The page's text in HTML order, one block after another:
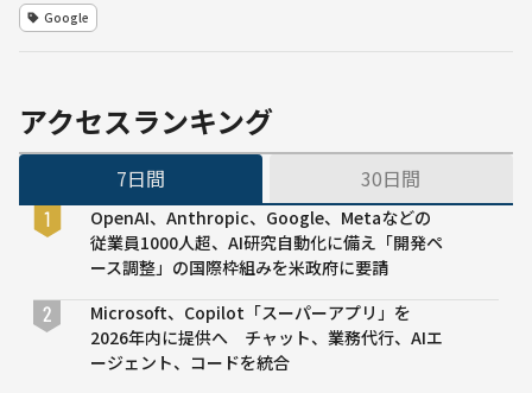
スター
プ設立
Google
アクセスランキング
7日間 30日間
OpenAI、Anthropic、Google、Metaなどの
従業員1000人超、AI研究自動化に備え「開発ペ
ース調整」の国際枠組みを米政府に要請
Microsoft、Copilot「スーパーアプリ」を
2026年内に提供へ チャット、業務代行、AIエ
ージェント、コードを統合